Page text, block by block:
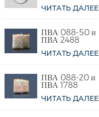
ЧИТАТЬ ДАЛЕЕ
ПВА 088-50 и
ПВА 2488
ЧИТАТЬ ДАЛЕЕ
ПВА 088-20 и
ПВА 1788
ЧИТАТЬ ДАЛЕЕ